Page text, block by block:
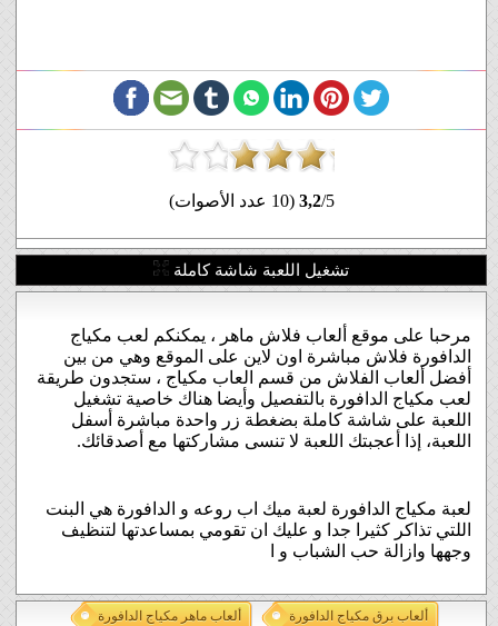
3,2/5 (10 عدد الأصوات)
تشغيل اللعبة شاشة كاملة
مرحبا على موقع ألعاب فلاش ماهر ، يمكنكم لعب مكياج
الدافورة فلاش مباشرة اون لاين على الموقع وهي من بين
أفضل ألعاب الفلاش من قسم العاب مكياج ، ستجدون طريقة
لعب مكياج الدافورة بالتفصيل وأيضا هناك خاصية تشغيل
اللعبة على شاشة كاملة بضغطة زر واحدة مباشرة أسفل
اللعبة، إذا أعجبتك اللعبة لا تنسى مشاركتها مع أصدقائك.
لعبة مكياج الدافورة لعبة ميك اب روعه و الدافورة هي البنت
اللتي تذاكر كثيرا جدا و عليك ان تقومي بمساعدتها لتنظيف
وجهها وازالة حب الشباب و ا
ألعاب برق مكياج الدافورة ألعاب ماهر مكياج الدافورة